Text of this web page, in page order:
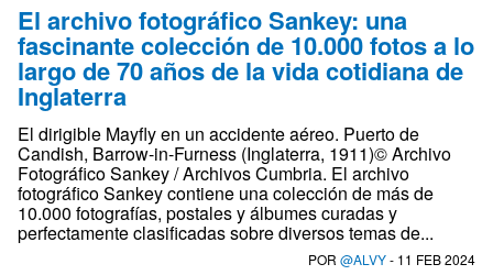
El archivo fotográfico Sankey: una
fascinante colección de 10.000 fotos a lo
largo de 70 años de la vida cotidiana de
Inglaterra
El dirigible Mayfly en un accidente aéreo. Puerto de
Candish, Barrow-in-Furness (Inglaterra, 1911)© Archivo
Fotográfico Sankey / Archivos Cumbria. El archivo
fotográfico Sankey contiene una colección de más de
10.000 fotografías, postales y álbumes curadas y
perfectamente clasificadas sobre diversos temas de...
POR @ALVY- 11 FEB 2024